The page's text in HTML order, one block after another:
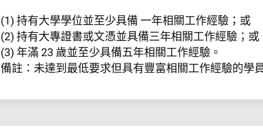
(1) 持有大學學位並至少具備 一年相關工作經驗；或
(2) 持有大專證書或文憑並具備三年相關工作經驗；或
(3) 年滿 23 歲並至少具備五年相關工作經驗。
備註：未達到最低要求但具有豐富相關工作經驗的學